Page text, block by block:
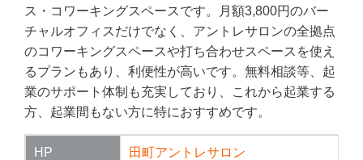
ス・コワーキングスペースです。月額3,800円のバー
チャルオフィスだけでなく、アントレサロンの全拠点
のコワーキングスペースや打ち合わせスペースを使え
るプランもあり、利便性が高いです。無料相談等、起
業のサポート体制も充実しており、これから起業する
方、起業間もない方に特におすすめです。
HP 田町アントレサロン